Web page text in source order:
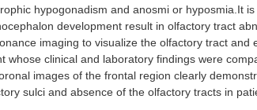
hypogonadism and anosmi or hyposmia.It
development result in olfactory tract
imaging to visualize the olfactory tract and
whose clinical and laboratory findings were
images of the frontal region clearly
sulci and absence of the olfactory tracts in